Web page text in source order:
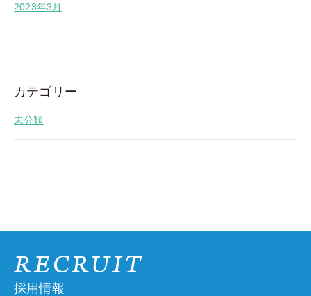
2023年3月
カテゴリー
未分類
RECRUIT
採用情報